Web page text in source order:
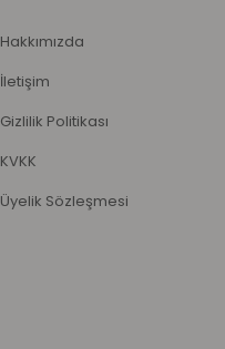
Hakkımızda
İletişim
Gizlilik Politikası
KVKK
Üyelik Sözleşmesi